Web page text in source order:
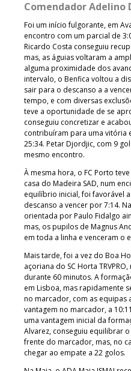
Comendador Adelino
Foi um início fulgorante, em
encontro com um parcial de
Ricardo Costa conseguiu
mas, as águias voltaram a
alguma proximidade dos
intervalo, o Benfica voltou a
sair para o descanso a a
tempo, e com diversas
teve a oportunidade de se
conseguiu concretizar e
contribuíram para uma vitória
25:34. Petar Djordjic, com 9
mesmo encontro.
À mesma hora, o FC Porto
casa do Madeira SAD, num
equilíbrio inicial, foi favorável
descanso a vencer por 7:14.
orientada por Paulo Fidalgo
mas, os pupilos de Magnus
em toda a linha e venceram o
Mais tarde, foi a vez do Boa
açoriana do SC Horta
durante 60 minutos. A
em Lisboa, mas rapidamente
no marcador, com as equipas
vantagem no marcador, a
uma vantagem inicial da
Alvarez, conseguiu equilibrar
frente do marcador, mas, no
chegar ao empate a 22 golos.